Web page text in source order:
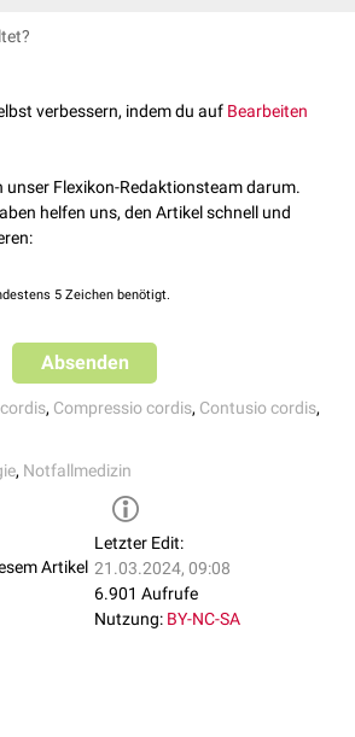
der schwere der Stoßeinwirkung und der
in verschiedene Schweregrade eingeteilt:
cordis)- leichteste Ausprägung
cordis)
verbessern, indem du auf Bearbeiten
Flexikon-Redaktionsteam darum.
helfen uns, den Artikel schnell und
5 Zeichen benötigt.
Absenden
, Compressio cordis, Contusio cordis,
, Notfallmedizin
Artikel
Letzter Edit:
21.03.2024, 09:08
6.901 Aufrufe
Nutzung: BY-NC-SA